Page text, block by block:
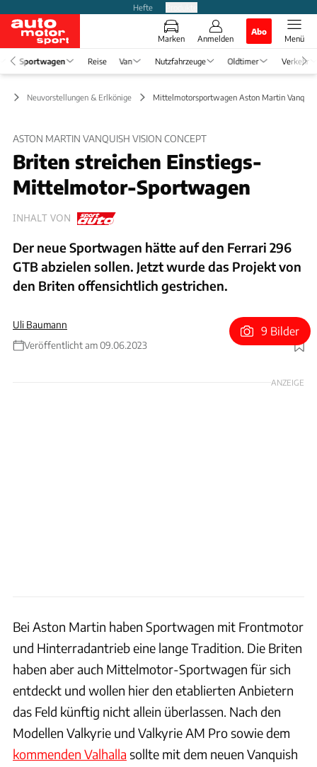
Hefte
Marken Anmelden
Abo
Menü
Sportwagen Reise Van Nutzfahrzeuge Oldtimer Verkehr
Neuvorstellungen & Erlkönige Mittelmotorsportwagen Aston Martin
ASTON MARTIN VANQUISH VISION CONCEPT
Briten streichen Einstiegs-
Mittelmotor-Sportwagen
INHALT VON
Der neue Sportwagen hätte auf den Ferrari 296
GTB abzielen sollen. Jetzt wurde das Projekt von
den Briten offensichtlich gestrichen.
Uli Baumann
Veröffentlicht am 09.06.2023
Foto: Aston Martin
9 Bilder
ANZEIGE
Bei Aston Martin haben Sportwagen mit Frontmotor
und Hinterradantrieb eine lange Tradition. Die Briten
haben aber auch Mittelmotor-Sportwagen für sich
entdeckt und wollen hier den etablierten Anbietern
das Feld künftig nicht allein überlassen. Nach den
Modellen Valkyrie und Valkyrie AM Pro sowie dem
kommenden Valhalla sollte mit dem neuen Vanquish